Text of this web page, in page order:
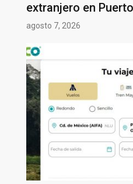
extranjero en
agosto 7, 2026